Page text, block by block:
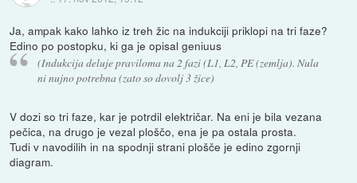
Ja, ampak kako lahko iz treh žic na indukciji priklopi na tri faze?
Edino po postopku, ki ga je opisal geniuus
(Indukcija deluje praviloma na 2 fazi (L1, L2, PE (zemlja). Nula
ni nujno potrebna (zato so dovolj 3 žice)
V dozi so tri faze, kar je potrdil električar. Na eni je bila vezana
pečica, na drugo je vezal ploščo, ena je pa ostala prosta.
Tudi v navodilih in na spodnji strani plošče je edino zgornji
diagram.